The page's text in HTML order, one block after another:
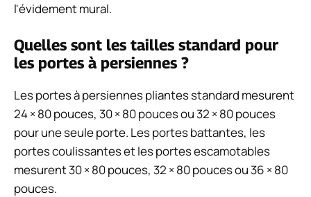
l'évidement mural.
Quelles sont les tailles standard pour
les portes à persiennes ?
Les portes à persiennes pliantes standard mesurent
24 × 80 pouces, 30 × 80 pouces ou 32 × 80 pouces
pour une seule porte. Les portes battantes, les
portes coulissantes et les portes escamotables
mesurent 30 × 80 pouces, 32 × 80 pouces ou 36 × 80
pouces.